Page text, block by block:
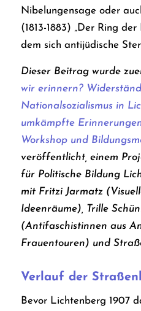
Nibelungensage oder
(1813-1883) „Der Ring
dem sich antijüdische
Dieser Beitrag wurde
wir erinnern?
Nationalsozialismus in
umkämpfte
Workshop und
veröffentlicht, einem
für Politische Bildung
mit Fritzi Jarmatz
Ideenräume), Trille
(Antifaschistinnen aus
Frauentouren) und
Verlauf der
Bevor Lichtenberg 1907